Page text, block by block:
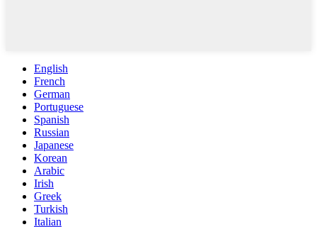
English
French
German
Portuguese
Spanish
Russian
Japanese
Korean
Arabic
Irish
Greek
Turkish
Italian